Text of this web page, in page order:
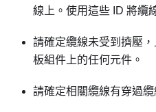
線上。使用這些 ID 將纜
請確定纜線未受到擠壓
板組件上的任何元件。
請確定相關纜線有穿過纜